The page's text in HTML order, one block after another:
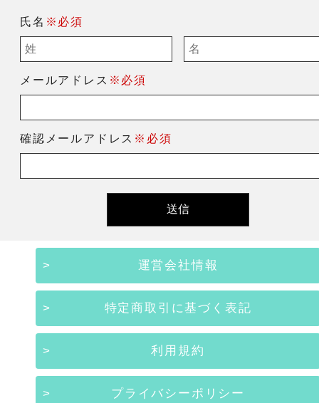
氏名 ※必須
メールアドレス ※必須
確認メールアドレス ※必須
運営会社情報
特定商取引に基づく表記
利用規約
プライバシーポリシー